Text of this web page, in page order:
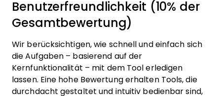
Benutzerfreundlichkeit (10% der
Gesamtbewertung)
Wir berücksichtigen, wie schnell und einfach sich
die Aufgaben – basierend auf der
Kernfunktionalität – mit dem Tool erledigen
lassen. Eine hohe Bewertung erhalten Tools, die
durchdacht gestaltet und intuitiv bedienbar sind,